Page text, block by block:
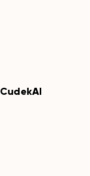
CudekAI